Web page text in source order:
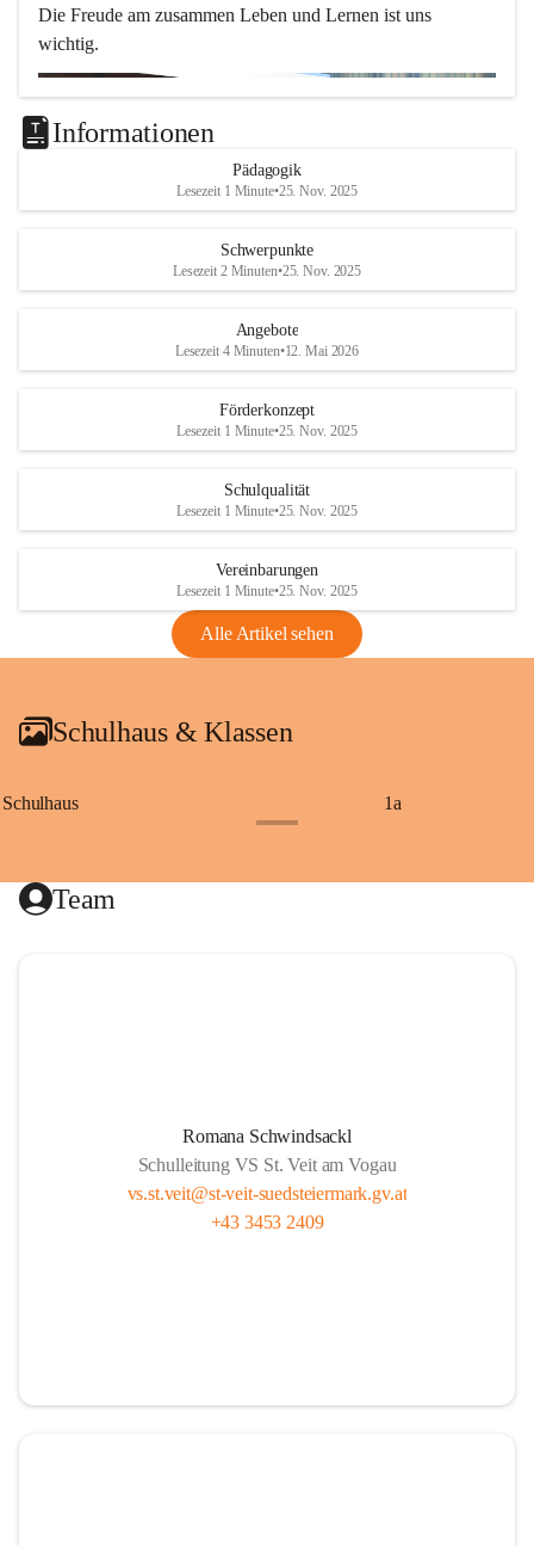
Die Freude am zusammen Leben und Lernen ist uns
wichtig.
Informationen
Pädagogik
Lesezeit 1 Minute•25. Nov. 2025
Schwerpunkte
Lesezeit 2 Minuten•25. Nov. 2025
Angebote
Lesezeit 4 Minuten•12. Mai 2026
Förderkonzept
Lesezeit 1 Minute•25. Nov. 2025
Schulqualität
Lesezeit 1 Minute•25. Nov. 2025
Vereinbarungen
Lesezeit 1 Minute•25. Nov. 2025
Alle Artikel sehen
Schulhaus & Klassen
Schulhaus 1a
Team
Romana Schwindsackl
Schulleitung VS St. Veit am Vogau
vs.st.veit@st-veit-suedsteiermark.gv.at
+43 3453 2409